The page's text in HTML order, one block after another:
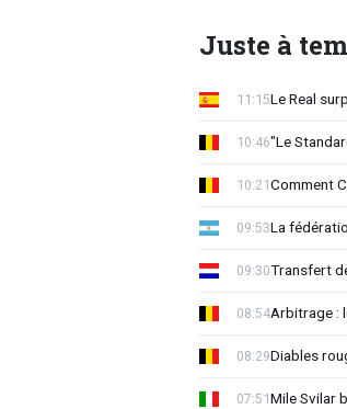
Juste à
Le Real
11:15
"Le
10:46
Comment
10:21
La
09:53
Transfert
09:30
Arbitrage :
08:54
Diables
08:29
Mile Svilar
07:51